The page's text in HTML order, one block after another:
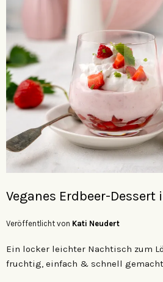
Veganes Erdbeer-Dessert
Veröffentlicht von Kati Neudert
Ein locker leichter Nachtisch zum
fruchtig, einfach & schnell